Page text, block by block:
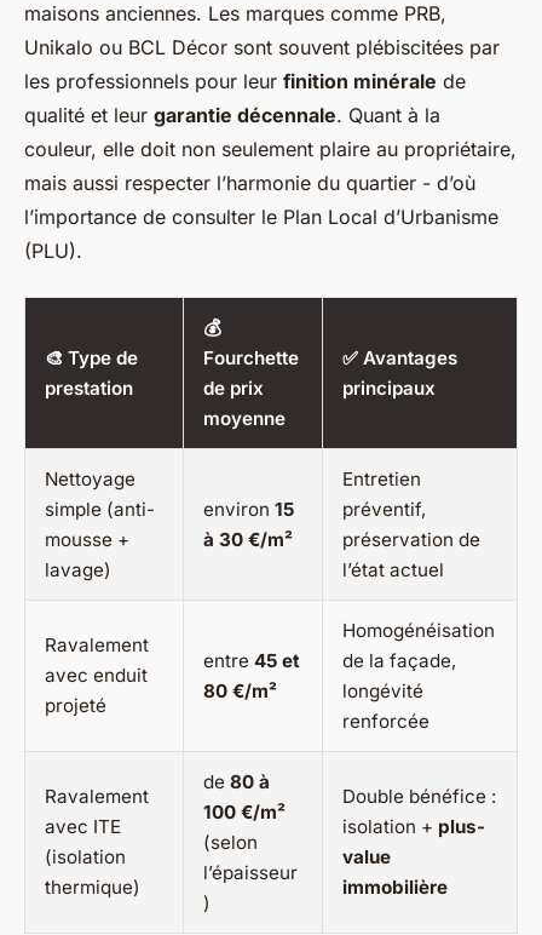
maisons anciennes. Les marques comme PRB,
Unikalo ou BCL Décor sont souvent plébiscitées par
les professionnels pour leur finition minérale de
qualité et leur garantie décennale. Quant à la
couleur, elle doit non seulement plaire au propriétaire,
mais aussi respecter l’harmonie du quartier - d’où
l’importance de consulter le Plan Local d’Urbanisme
(PLU).
🎨 Type de
prestation
💰
Fourchette
de prix
moyenne
✅ Avantages
principaux
Nettoyage
simple (anti-
mousse +
lavage)
environ 15
à 30 €/m²
Entretien
préventif,
préservation de
l’état actuel
Ravalement
avec enduit
projeté
entre 45 et
80 €/m²
Homogénéisation
de la façade,
longévité
renforcée
Ravalement
avec ITE
(isolation
thermique)
de 80 à
100 €/m²
(selon
l’épaisseur
)
Double bénéfice :
isolation + plus-
value
immobilière